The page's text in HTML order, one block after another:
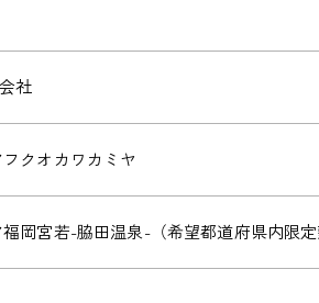
社
クオカワカミヤ
岡宮若-脇田温泉-（希望都道府県内限